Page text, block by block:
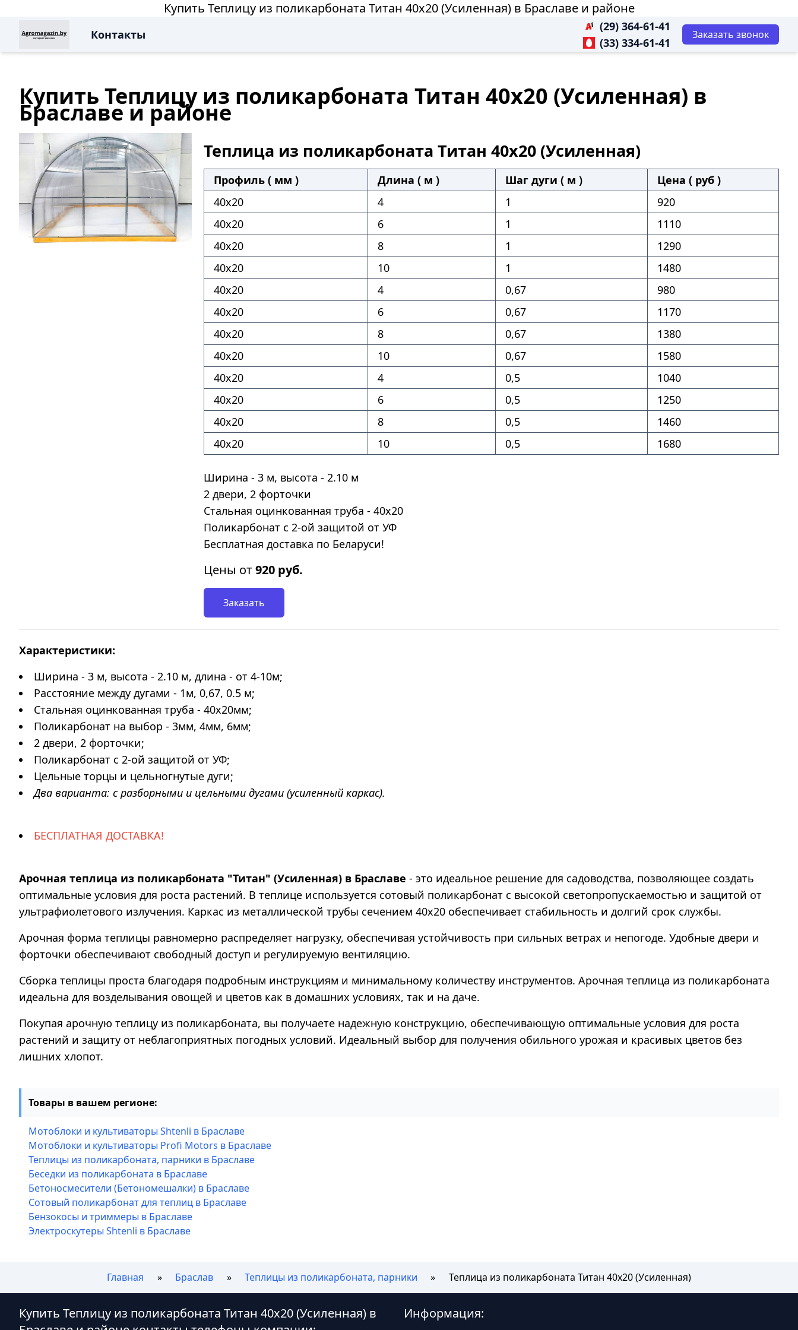
Купить Теплицу из поликарбоната Титан 40х20 (Усиленная) в Браславе и районе
Контакты
(29) 364-61-41
(33) 334-61-41
Заказать звонок
Купить Теплицу из поликарбоната Титан 40х20 (Усиленная) в
Браславе и районе
Теплица из поликарбоната Титан 40х20 (Усиленная)
Профиль ( мм ) Длина ( м ) Шаг дуги ( м )
Цена ( руб )
40х20
4 1
920
40х20
6 1
1110
40х20
8 1
1290
40х20
10 1
1480
40х20
4 0,67
980
40х20
6 0,67
1170
40х20
8 0,67
1380
40х20
10 0,67
1580
40х20
4 0,5
1040
40х20
6 0,5
1250
40х20
8 0,5
1460
40х20
10 0,5 1680
Ширина - 3 м, высота - 2.10 м
2 двери, 2 форточки
Стальная оцинкованная труба - 40х20
Поликарбонат с 2-ой защитой от УФ
Бесплатная доставка по Беларуси!
Цены от920 руб.
Заказать
Характеристики:
Ширина - 3 м, высота - 2.10 м, длина - от 4-10м;
Расстояние между дугами - 1м, 0,67, 0.5 м;
Стальная оцинкованная труба - 40х20мм;
Поликарбонат на выбор - 3мм, 4мм, 6мм;
2 двери, 2 форточки;
Поликарбонат с 2-ой защитой от УФ;
Цельные торцы и цельногнутые дуги;
Два варианта: с разборными и цельными дугами (усиленный каркас).
БЕСПЛАТНАЯ ДОСТАВКА!
Арочная теплица из поликарбоната "Титан" (Усиленная) в Браславе - это идеальное решение для садоводства, позволяющее создать
оптимальные условия для роста растений. В теплице используется сотовый поликарбонат с высокой светопропускаемостью и защитой от
ультрафиолетового излучения. Каркас из металлической трубы сечением 40х20 обеспечивает стабильность и долгий срок службы.
Арочная форма теплицы равномерно распределяет нагрузку, обеспечивая устойчивость при сильных ветрах и непогоде. Удобные двери и
форточки обеспечивают свободный доступ и регулируемую вентиляцию.
Сборка теплицы проста благодаря подробным инструкциям и минимальному количеству инструментов. Арочная теплица из поликарбоната
идеальна для возделывания овощей и цветов как в домашних условиях, так и на даче.
Покупая арочную теплицу из поликарбоната, вы получаете надежную конструкцию, обеспечивающую оптимальные условия для роста
растений и защиту от неблагоприятных погодных условий. Идеальный выбор для получения обильного урожая и красивых цветов без
лишних хлопот.
Товары в вашем регионе:
Мотоблоки и культиваторы Shtenli в Браславе
Мотоблоки и культиваторы Profi Motors в Браславе
Теплицы из поликарбоната, парники в Браславе
Беседки из поликарбоната в Браславе
Бетоносмесители (Бетономешалки) в Браславе
Сотовый поликарбонат для теплиц в Браславе
Бензокосы и триммеры в Браславе
Электроскутеры Shtenli в Браславе
Главная Браслав Теплицы из поликарбоната, парники Теплица из поликарбоната Титан 40х20 (Усиленная)
Купить Теплицу из поликарбоната Титан 40х20 (Усиленная) в
Информация: